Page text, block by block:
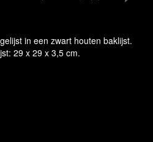
in een zwart houten baklijst.
29 x 29 x 3,5 cm.